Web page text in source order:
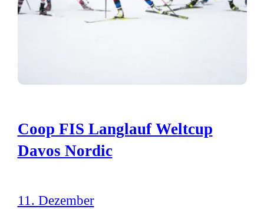
Coop FIS Langlauf Weltcup
Davos Nordic
11. Dezember